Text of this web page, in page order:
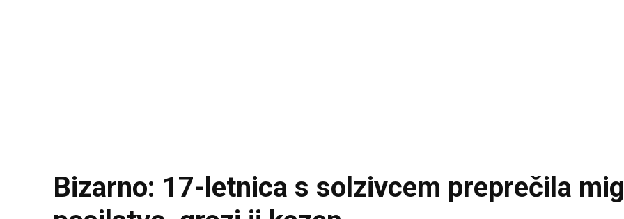
Bizarno: 17-letnica s solzivcem preprečila